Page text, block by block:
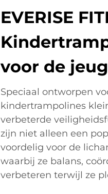
EVERISE
voor de
Speciaal ontworpen
kindertrampolines
verbeterde
zijn niet alleen een
voordelig voor de
waarbij ze balans,
verbeteren terwijl ze